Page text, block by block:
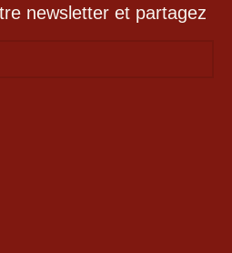
newsletter et partagez